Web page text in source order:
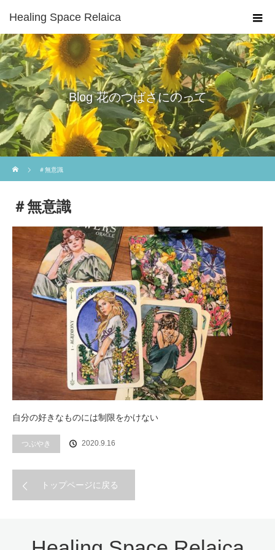
Healing Space Relaica
Blog 花のつばさにのって
＃無意識
＃無意識
自分の好きなものには制限をかけない
つぶやき 2020.9.16
トップページに戻る